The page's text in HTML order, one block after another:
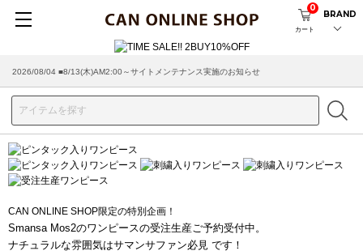
カート
0
BRAND
2026/08/04 ■8/13(木)AM2:00～サイトメンテナンス実施のお知らせ
2026/07/29 ■【お知らせ】ヤマト運輸の配送遅延・停止について
CAN ONLINE SHOP限定の特別企画！
Smansa Mos2のワンピースの受注生産ご予約受付中。
ナチュラルな雰囲気はサマンサファン必見 です！